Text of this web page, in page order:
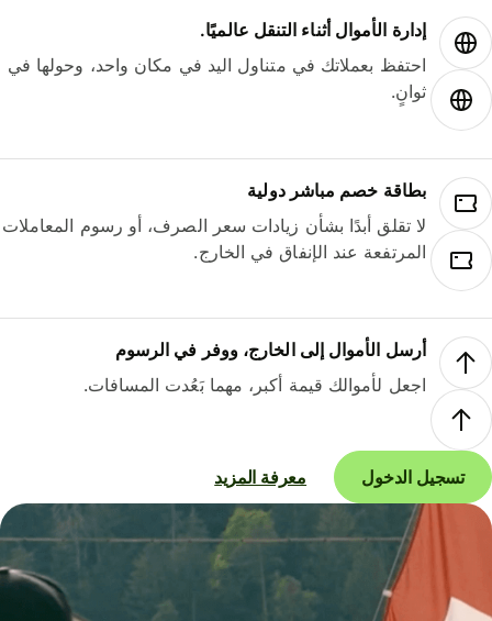
إدارة الأموال أثناء التنقل عالميًا.
احتفظ بعملاتك في متناول اليد في مكان واحد، وحولها في
ثوانٍ.
بطاقة خصم مباشر دولية
لا تقلق أبدًا بشأن زيادات سعر الصرف، أو رسوم المعاملات
المرتفعة عند الإنفاق في الخارج.
أرسل الأموال إلى الخارج، ووفر في الرسوم
اجعل لأموالك قيمة أكبر، مهما بَعُدت المسافات.
تسجيل الدخول معرفة المزيد